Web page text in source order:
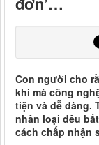
Con người cho
khi mà công
tiện và dễ dàng.
nhân loại đều
cách chấp nhận